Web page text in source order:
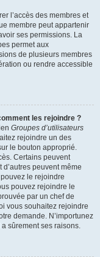
l’accès des membres et
membre peut appartenir
ses permissions. La
permet aux
de plusieurs membres
ou rendre accessible
les rejoindre ?
Groupes d’utilisateurs
rejoindre un des
le bouton approprié.
Certains peuvent
peuvent même
le rejoindre
pouvez rejoindre le
par un chef de
vous souhaitez rejoindre
demande. N’importunez
sûrement ses raisons.